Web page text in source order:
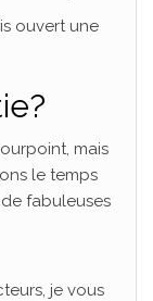
ouvert une
?
mais
le temps
fabuleuses
je vous